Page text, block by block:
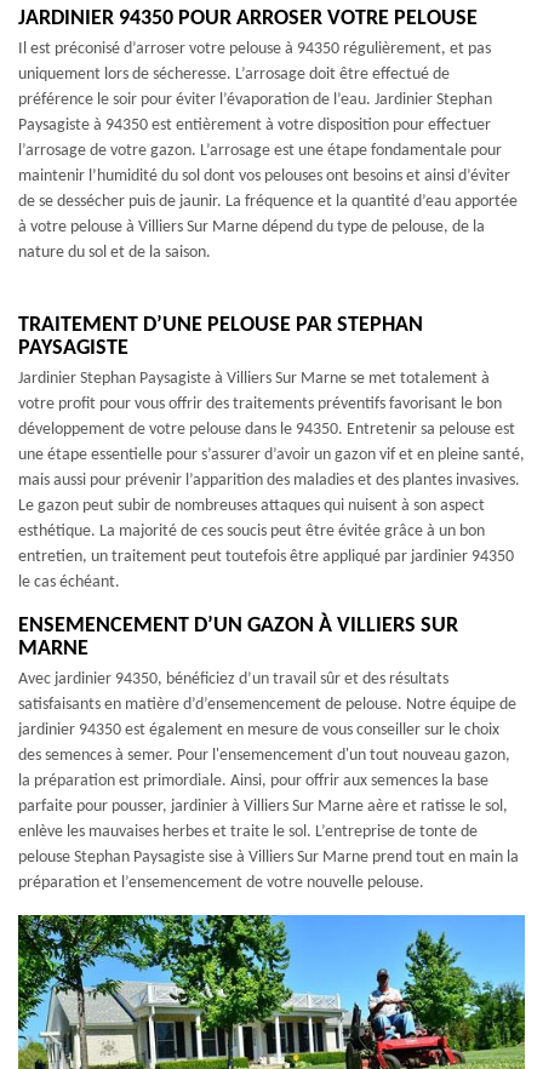
JARDINIER 94350 POUR ARROSER VOTRE PELOUSE
Il est préconisé d’arroser votre pelouse à 94350 régulièrement, et pas
uniquement lors de sécheresse. L’arrosage doit être effectué de
préférence le soir pour éviter l’évaporation de l’eau. Jardinier Stephan
Paysagiste à 94350 est entièrement à votre disposition pour effectuer
l’arrosage de votre gazon. L’arrosage est une étape fondamentale pour
maintenir l’humidité du sol dont vos pelouses ont besoins et ainsi d’éviter
de se dessécher puis de jaunir. La fréquence et la quantité d’eau apportée
à votre pelouse à Villiers Sur Marne dépend du type de pelouse, de la
nature du sol et de la saison.
TRAITEMENT D’UNE PELOUSE PAR STEPHAN
PAYSAGISTE
Jardinier Stephan Paysagiste à Villiers Sur Marne se met totalement à
votre profit pour vous offrir des traitements préventifs favorisant le bon
développement de votre pelouse dans le 94350. Entretenir sa pelouse est
une étape essentielle pour s’assurer d’avoir un gazon vif et en pleine santé,
mais aussi pour prévenir l’apparition des maladies et des plantes invasives.
Le gazon peut subir de nombreuses attaques qui nuisent à son aspect
esthétique. La majorité de ces soucis peut être évitée grâce à un bon
entretien, un traitement peut toutefois être appliqué par jardinier 94350
le cas échéant.
ENSEMENCEMENT D’UN GAZON À VILLIERS SUR
MARNE
Avec jardinier 94350, bénéficiez d’un travail sûr et des résultats
satisfaisants en matière d’d’ensemencement de pelouse. Notre équipe de
jardinier 94350 est également en mesure de vous conseiller sur le choix
des semences à semer. Pour l'ensemencement d'un tout nouveau gazon,
la préparation est primordiale. Ainsi, pour offrir aux semences la base
parfaite pour pousser, jardinier à Villiers Sur Marne aère et ratisse le sol,
enlève les mauvaises herbes et traite le sol. L’entreprise de tonte de
pelouse Stephan Paysagiste sise à Villiers Sur Marne prend tout en main la
préparation et l’ensemencement de votre nouvelle pelouse.